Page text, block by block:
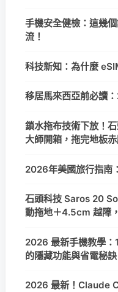
手機安全健檢：這幾
流！
科技新知：為什麼
移居馬來西亞前必讀
鎖水拖布技術下放！
大師開箱，拖完地板
2026年美國旅行指南
石頭科技 Saros 20
動拖地＋4.5cm 越障
2026 最新手機教學
的隱藏功能與省電秘訣
2026 最新！Claude